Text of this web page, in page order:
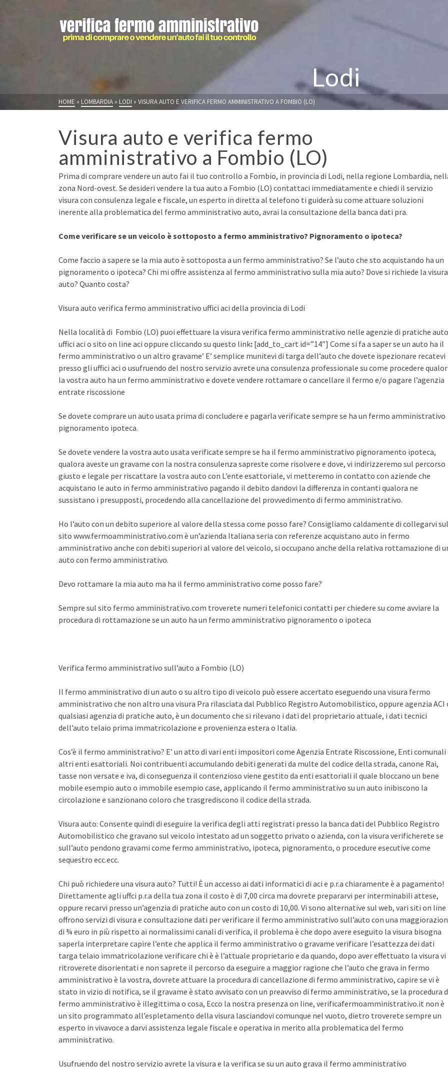
Lodi
HOME » LOMBARDIA » LODI » VISURA AUTO E VERIFICA FERMO AMMINISTRATIVO A FOMBIO (LO)
Visura auto e verifica fermo
amministrativo a Fombio (LO)
Prima di comprare vendere un auto fai il tuo controllo a Fombio, in provincia di Lodi, nella regione Lombardia,
zona Nord-ovest. Se desideri vendere la tua auto a Fombio (LO) contattaci immediatamente e chiedi il servizio
visura con consulenza legale e fiscale, un esperto in diretta al telefono ti guiderà su come attuare soluzioni
inerente alla problematica del fermo amministrativo auto, avrai la consultazione della banca dati pra.
Come verificare se un veicolo è sottoposto a fermo amministrativo? Pignoramento o ipoteca?
Come faccio a sapere se la mia auto è sottoposta a un fermo amministrativo? Se l’auto che sto acquistando ha un
pignoramento o ipoteca? Chi mi offre assistenza al fermo amministrativo sulla mia auto? Dove si richiede la visura
auto? Quanto costa?
Visura auto verifica fermo amministrativo uffici aci della provincia di Lodi
Nella località di Fombio (LO) puoi effettuare la visura verifica fermo amministrativo nelle agenzie di pratiche auto
uffici aci o sito on line aci oppure cliccando su questo link: [add_to_cart id=”14″] Come si fa a saper se un auto ha il
fermo amministrativo o un altro gravame’ E’ semplice munitevi di targa dell’auto che dovete ispezionare recatevi
presso gli uffici aci o usufruendo del nostro servizio avrete una consulenza professionale su come procedere
la vostra auto ha un fermo amministrativo e dovete vendere rottamare o cancellare il fermo e/o pagare l’agenzia
entrate riscossione
Se dovete comprare un auto usata prima di concludere e pagarla verificate sempre se ha un fermo amministrativo
pignoramento ipoteca.
Se dovete vendere la vostra auto usata verificate sempre se ha il fermo amministrativo pignoramento ipoteca,
qualora aveste un gravame con la nostra consulenza sapreste come risolvere e dove, vi indirizzeremo sul percorso
giusto e legale per riscattare la vostra auto con L’ente esattoriale, vi metteremo in contatto con aziende che
acquistano le auto in fermo amministrativo pagando il debito dandovi la differenza in contanti qualora ne
sussistano i presupposti, procedendo alla cancellazione del provvedimento di fermo amministrativo.
Ho l’auto con un debito superiore al valore della stessa come posso fare? Consigliamo caldamente di collegarvi sul
sito www.fermoamministrativo.com è un’azienda Italiana seria con referenze acquistano auto in fermo
amministrativo anche con debiti superiori al valore del veicolo, si occupano anche della relativa rottamazione di
auto con fermo amministrativo.
Devo rottamare la mia auto ma ha il fermo amministrativo come posso fare?
Sempre sul sito fermo amministrativo.com troverete numeri telefonici contatti per chiedere su come avviare la
procedura di rottamazione se un auto ha un fermo amministrativo pignoramento o ipoteca
Verifica fermo amministrativo sull’auto a Fombio (LO)
Il fermo amministrativo di un auto o su altro tipo di veicolo può essere accertato eseguendo una visura fermo
amministrativo che non altro una visura Pra rilasciata dal Pubblico Registro Automobilistico, oppure agenzia ACI
qualsiasi agenzia di pratiche auto, è un documento che si rilevano i dati del proprietario attuale, i dati tecnici
dell’auto telaio prima immatricolazione e provenienza estera o Italia.
Cos’è il fermo amministrativo? E’ un atto di vari enti impositori come Agenzia Entrate Riscossione, Enti comunali
altri enti esattoriali. Noi contribuenti accumulando debiti generati da multe del codice della strada, canone Rai,
tasse non versate e iva, di conseguenza il contenzioso viene gestito da enti esattoriali il quale bloccano un bene
mobile esempio auto o immobile esempio case, applicando il fermo amministrativo su un auto inibiscono la
circolazione e sanzionano coloro che trasgrediscono il codice della strada.
Visura auto: Consente quindi di eseguire la verifica degli atti registrati presso la banca dati del Pubblico Registro
Automobilistico che gravano sul veicolo intestato ad un soggetto privato o azienda, con la visura verificherete se
sull’auto pendono gravami come fermo amministrativo, ipoteca, pignoramento, o procedure esecutive come
sequestro ecc.ecc.
Chi può richiedere una visura auto? Tutti! È un accesso ai dati informatici di aci e p.r.a chiaramente è a pagamento!
Direttamente agli uffci p.r.a della tua zona il costo è di 7,00 circa ma dovrete prepararvi per interminabili attese,
oppure recarvi presso un’agenzia di pratiche auto con un costo di 10,00. Vi sono alternative sul web, vari siti on line
offrono servizi di visura e consultazione dati per verificare il fermo amministrativo sull’auto con una
di ¾ euro in più rispetto ai normalissimi canali di verifica, il problema è che dopo avere eseguito la visura bisogna
saperla interpretare capire l’ente che applica il fermo amministrativo o gravame verificare l’esattezza dei dati
targa telaio immatricolazione verificare chi è è l’attuale proprietario e da quando, dopo aver effettuato la visura vi
ritroverete disorientati e non saprete il percorso da eseguire a maggior ragione che l’auto che grava in fermo
amministrativo è la vostra, dovrete attuare la procedura di cancellazione di fermo amministrativo, capire se vi è
stato in vizio di notifica, se il gravame è stato avvisato con un preavviso di fermo amministrativo, se la procedura
fermo amministrativo è illegittima o cosa, Ecco la nostra presenza on line, verificafermoamministrativo.it non è
un sito programmato all’espletamento della visura lasciandovi comunque nel vuoto, dietro troverete sempre un
esperto in vivavoce a darvi assistenza legale fiscale e operativa in merito alla problematica del fermo
amministrativo.
Usufruendo del nostro servizio avrete la visura e la verifica se su un auto grava il fermo amministrativo